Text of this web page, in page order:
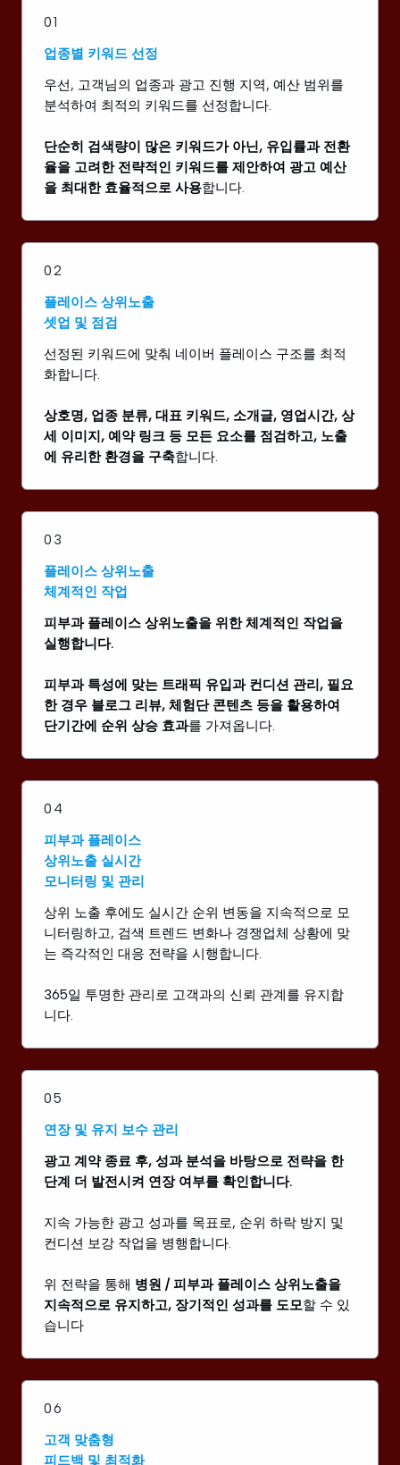
01
업종별 키워드 선정
우선, 고객님의 업종과 광고 진행 지역, 예산 범위를
분석하여 최적의 키워드를 선정합니다.
단순히 검색량이 많은 키워드가 아닌, 유입률과 전환
율을 고려한 전략적인 키워드를 제안하여 광고 예산
을 최대한 효율적으로 사용합니다.
02
플레이스 상위노출
셋업 및 점검
선정된 키워드에 맞춰 네이버 플레이스 구조를 최적
화합니다.
상호명, 업종 분류, 대표 키워드, 소개글, 영업시간, 상
세 이미지, 예약 링크 등 모든 요소를 점검하고, 노출
에 유리한 환경을 구축합니다.
03
플레이스 상위노출
체계적인 작업
피부과 플레이스 상위노출을 위한 체계적인 작업을
실행합니다.
피부과 특성에 맞는 트래픽 유입과 컨디션 관리, 필요
한 경우 블로그 리뷰, 체험단 콘텐츠 등을 활용하여
단기간에 순위 상승 효과를 가져옵니다.
04
피부과 플레이스
상위노출 실시간
모니터링 및 관리
상위 노출 후에도 실시간 순위 변동을 지속적으로 모
니터링하고, 검색 트렌드 변화나 경쟁업체 상황에 맞
는 즉각적인 대응 전략을 시행합니다.
365일 투명한 관리로 고객과의 신뢰 관계를 유지합
니다.
05
연장 및 유지 보수 관리
광고 계약 종료 후, 성과 분석을 바탕으로 전략을 한
단계 더 발전시켜 연장 여부를 확인합니다.
지속 가능한 광고 성과를 목표로, 순위 하락 방지 및
컨디션 보강 작업을 병행합니다.
위 전략을 통해 병원 / 피부과 플레이스 상위노출을
지속적으로 유지하고, 장기적인 성과를 도모할 수 있
습니다
06
고객 맞춤형
피드백 및 최적화